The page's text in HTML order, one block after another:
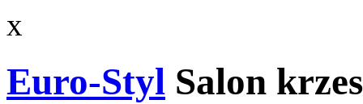
x
Euro-Styl Salon